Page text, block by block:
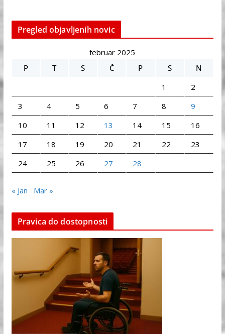
Pregled objavljenih novic
februar 2025
P
T S Č P S
N
1
2
3
4 5 6 7 8
9
10
11 12 13 14 15
16
17
18 19 20 21 22
23
24
25 26 27 28
« Jan Mar »
Pravica do dostopnosti